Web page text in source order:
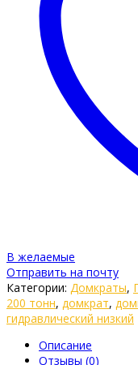
В желаемые
Отправить на почту
Категории: Домкраты,
200 тонн, домкрат,
гидравлический низкий
Описание
Отзывы (0)